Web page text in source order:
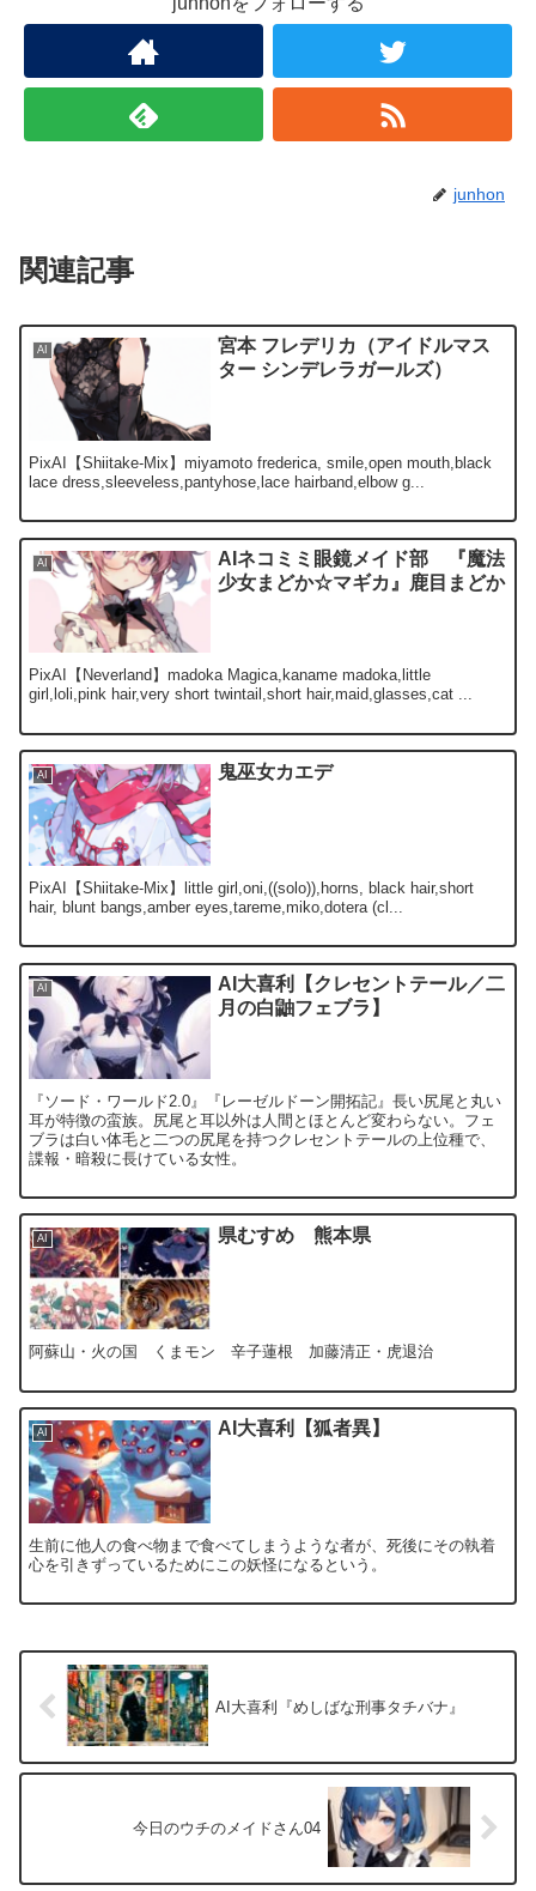
junhon
関連記事
AI
宮本 フレデリカ（アイドルマス
ター シンデレラガールズ）
PixAI【Shiitake-Mix】miyamoto frederica, smile,open mouth,black
lace dress,sleeveless,pantyhose,lace hairband,elbow g...
AI
AIネコミミ眼鏡メイド部 『魔法
少女まどか☆マギカ』鹿目まどか
PixAI【Neverland】madoka Magica,kaname madoka,little
girl,loli,pink hair,very short twintail,short hair,maid,glasses,cat ...
AI 鬼巫女カエデ
PixAI【Shiitake-Mix】little girl,oni,((solo)),horns, black hair,short
hair, blunt bangs,amber eyes,tareme,miko,dotera (cl...
AI
AI大喜利【クレセントテール／二
月の白鼬フェブラ】
『ソード・ワールド2.0』『レーゼルドーン開拓記』長い尻尾と丸い
耳が特徴の蛮族。尻尾と耳以外は人間とほとんど変わらない。フェ
ブラは白い体毛と二つの尻尾を持つクレセントテールの上位種で、
諜報・暗殺に長けている女性。
AI 県むすめ 熊本県
阿蘇山・火の国 くまモン 辛子蓮根 加藤清正・虎退治
AI AI大喜利【狐者異】
生前に他人の食べ物まで食べてしまうような者が、死後にその執着
心を引きずっているためにこの妖怪になるという。
AI大喜利『めしばな刑事タチバナ』
今日のウチのメイドさん04